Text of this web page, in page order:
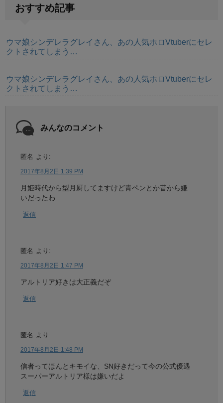
おすすめ記事
ウマ娘シンデレラグレイさん、あの人気ホロVtuberにセレ
クトされてしまう…
ウマ娘シンデレラグレイさん、あの人気ホロVtuberにセレ
クトされてしまう…
みんなのコメント
匿名 より:
2017年8月2日 1:39 PM
月姫時代から型月厨してますけど青ペンとか昔から嫌
いだったわ
返信
匿名 より:
2017年8月2日 1:47 PM
アルトリア好きは大正義だぞ
返信
匿名 より:
2017年8月2日 1:48 PM
信者ってほんとキモイな、SN好きだって今の公式優遇
スーパーアルトリア様は嫌いだよ
返信